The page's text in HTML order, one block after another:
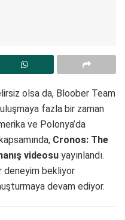
olsa da, Bloober Team
fazla bir zaman
ve Polonya’da
Cronos: The
videosu yayınlandı.
deneyim bekliyor
devam ediyor.